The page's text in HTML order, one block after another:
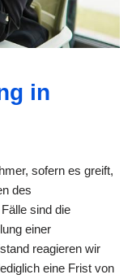
in
sofern es greift,
des
sind die
einer
reagieren wir
eine Frist von